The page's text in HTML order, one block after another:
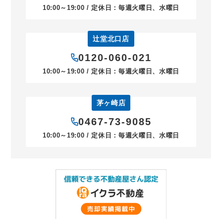
10:00～19:00 / 定休日：毎週火曜日、水曜日
辻堂北口店
0120-060-021
10:00～19:00 / 定休日：毎週火曜日、水曜日
茅ヶ崎店
0467-73-9085
10:00～19:00 / 定休日：毎週火曜日、水曜日